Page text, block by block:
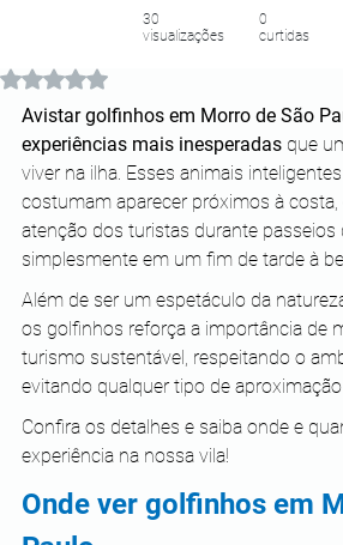
Avaliado com NaN de 5 estrelas.
Avistar golfinhos em Morro de São
experiências mais inesperadas que
viver na ilha. Esses animais
costumam aparecer próximos à
atenção dos turistas durante passeios
simplesmente em um fim de tarde à
Além de ser um espetáculo da
os golfinhos reforça a importância de
turismo sustentável, respeitando o
evitando qualquer tipo de
Confira os detalhes e saiba onde e
experiência na nossa vila!
Onde ver golfinhos em
30
visualizações
0
curtidas